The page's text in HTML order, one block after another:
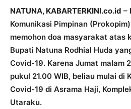
NATUNA, KABARTERKINI.co.id –
Komunikasi Pimpinan
memohon doa masyarakat atas
Bupati Natuna Rodhial Huda
Covid-19. Karena Jumat malam
pukul 21.00 WIB, beliau mulai di
Covid-19 di Asrama Haji,
Utaraku.